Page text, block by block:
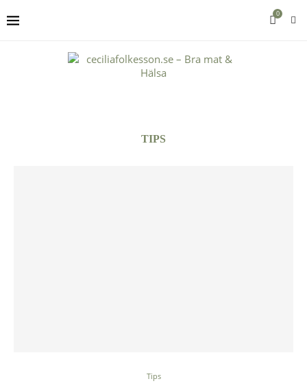
0
TIPS
Tips